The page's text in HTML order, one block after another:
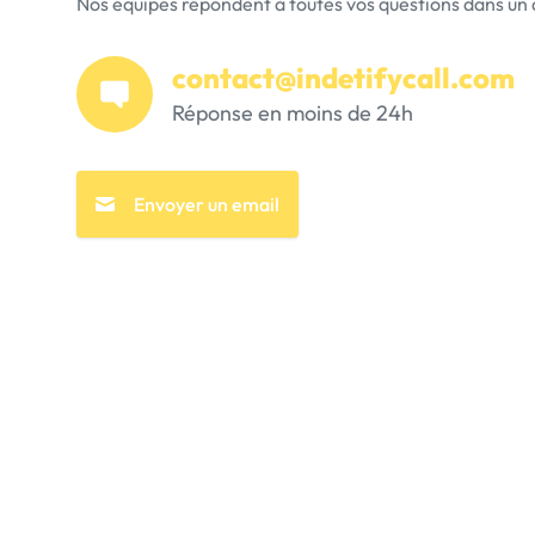
contact@indetifycall.com
Réponse en moins de 24h
Envoyer un email